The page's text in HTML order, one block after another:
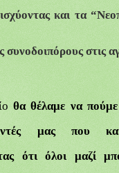
και τα“
συνοδοιπόρους στις
θα θέλαμε να πούμε
μας που
ότι όλοι μαζί